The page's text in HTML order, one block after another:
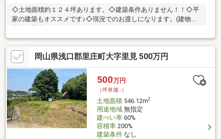
◇土地面積約１２４坪あります。◇建築条件ありません！！◇平
家の建築もオススメです♪◇現況でのお渡しになります。(建物：
岡山県浅口郡里庄町大字里見 500万円
500万円
（坪単価:-）
土地面積546.12m2
用途地域無指定
建ぺい率60%
容積率200%
建築条件なし